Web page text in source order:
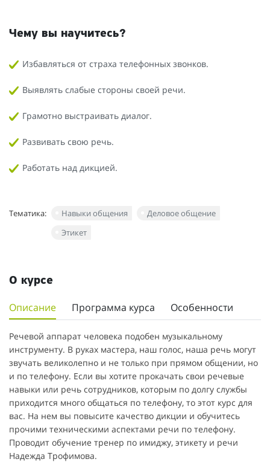
Чему вы научитесь?
Избавляться от страха телефонных звонков.
Выявлять слабые стороны своей речи.
Грамотно выстраивать диалог.
Развивать свою речь.
Работать над дикцией.
Тематика: Навыки общения
Деловое общение
Этикет
О курсе
Описание Программа курса Особенности
Речевой аппарат человека подобен музыкальному
инструменту. В руках мастера, наш голос, наша речь могут
звучать великолепно и не только при прямом общении, но
и по телефону. Если вы хотите прокачать свои речевые
навыки или речь сотрудников, которым по долгу службы
приходится много общаться по телефону, то этот курс для
вас. На нем вы повысите качество дикции и обучитесь
прочими техническими аспектами речи по телефону.
Проводит обучение тренер по имиджу, этикету и речи
Надежда Трофимова.